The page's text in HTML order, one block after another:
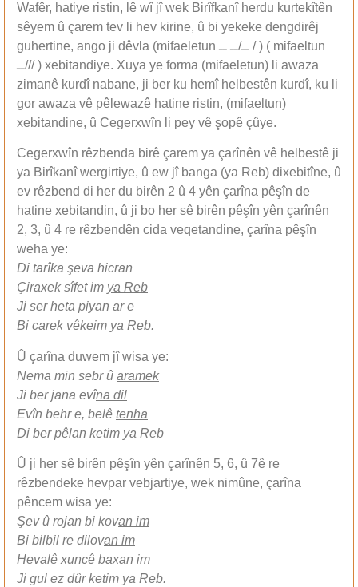
Wafêr, hatiye ristin, lê wî jî wek Birîfkanî herdu kurtekîtên
sêyem û çarem tev li hev kirine, û bi yekeke dengdirêj
guhertine, ango ji dêvla (mifaeletun ــ/ــ ــ / ) ( mifaeltun
ــ/// ) xebitandiye. Xuya ye forma (mifaeletun) li awaza
zimanê kurdî nabane, ji ber ku hemî helbestên kurdî, ku li
gor awaza vê pêlewazê hatine ristin, (mifaeltun)
xebitandine, û Cegerxwîn li pey vê şopê çûye.
Cegerxwîn rêzbenda birê çarem ya çarînên vê helbestê ji
ya Birîkanî wergirtiye, û ew jî banga (ya Reb) dixebitîne, û
ev rêzbend di her du birên 2 û 4 yên çarîna pêşîn de
hatine xebitandin, û ji bo her sê birên pêşîn yên çarînên
2, 3, û 4 re rêzbendên cida veqetandine, çarîna pêşîn
weha ye:
Di tarîka şeva hicran
Çiraxek sîfet im ya Reb
Ji ser heta piyan ar e
Bi carek vêkeim ya Reb.
Û çarîna duwem jî wisa ye:
Nema min sebr û aramek
Ji ber jana evîna dil
Evîn behr e, belê tenha
Di ber pêlan ketim ya Reb
Û ji her sê birên pêşîn yên çarînên 5, 6, û 7ê re
rêzbendeke hevpar vebjartiye, wek nimûne, çarîna
pêncem wisa ye:
Şev û rojan bi kovan im
Bi bilbil re dilovan im
Hevalê xuncê baxan im
Ji gul ez dûr ketim ya Reb.